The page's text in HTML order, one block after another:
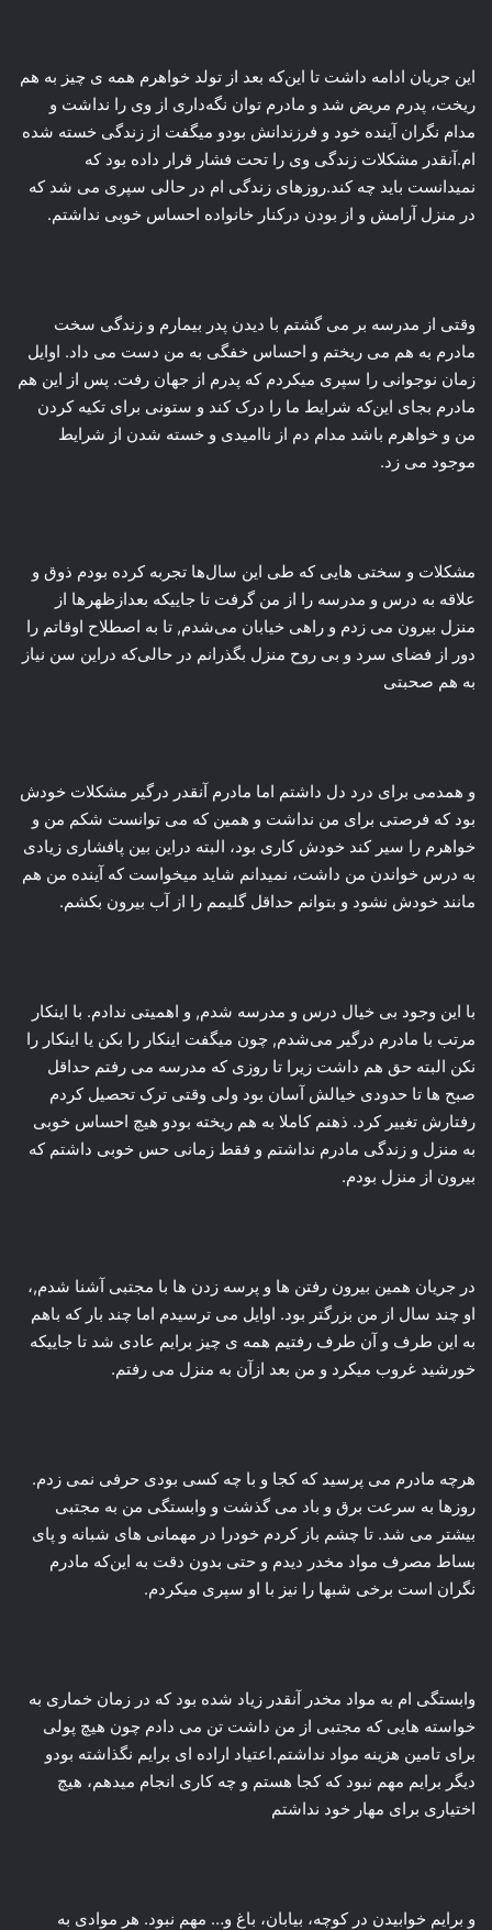
این جریان ادامه داشت تا این‌که بعد از تولد خواهرم همه ی چیز به هم
ریخت، پدرم مریض شد و مادرم توان نگه‌داری از وی را نداشت و
مدام نگران آینده خود و فرزندانش بودو میگفت از زندگی خسته شده
ام.آنقدر مشکلات زندگی وی را تحت فشار قرار داده بود که
نمیدانست باید چه کند.روزهای زندگی ام در حالی سپری می شد که
در منزل آرامش و از بودن درکنار خانواده احساس خوبی نداشتم.
وقتی از مدرسه بر می گشتم با دیدن پدر بیمارم و زندگی سخت
مادرم به هم می ریختم و احساس خفگی به من دست می داد. اوایل
زمان نوجوانی را سپری میکردم که پدرم از جهان رفت. پس از این هم
مادرم بجای این‌که شرایط ما را درک کند و ستونی برای تکیه کردن
من و خواهرم باشد مدام دم از ناامیدی و خسته شدن از شرایط
موجود می زد.
مشکلات و سختی هایی که طی این سال‌ها تجربه کرده بودم ذوق و
علاقه به درس و مدرسه را از من گرفت تا جاییکه بعدازظهرها از
منزل بیرون می زدم و راهی خیابان می‌شدم, تا به اصطلاح اوقاتم را
دور از فضای سرد و بی روح منزل بگذرانم در حالی‌که دراین سن نیاز
به هم صحبتی
و همدمی برای درد دل داشتم اما مادرم آنقدر درگیر مشکلات خودش
بود که فرصتی برای من نداشت و همین که می توانست شکم من و
خواهرم را سیر کند خودش کاری بود، البته دراین بین پافشاری زیادی
به درس خواندن من داشت، نمیدانم شاید میخواست که آینده من هم
مانند خودش نشود و بتوانم حداقل گلیمم را از آب بیرون بکشم.
با این وجود بی خیال درس و مدرسه شدم, و اهمیتی ندادم. با اینکار
مرتب با مادرم درگیر می‌شدم, چون میگفت اینکار را بکن یا اینکار را
نکن البته حق هم داشت زیرا تا روزی که مدرسه می رفتم حداقل
صبح ها تا حدودی خیالش آسان بود ولی وقتی ترک تحصیل کردم
رفتارش تغییر کرد. ذهنم کاملا به هم ریخته بودو هیچ احساس خوبی
به منزل و زندگی مادرم نداشتم و فقط زمانی حس خوبی داشتم که
بیرون از منزل بودم.
در جریان همین بیرون رفتن ها و پرسه زدن ها با مجتبی آشنا شدم,،
او چند سال از من بزرگتر بود. اوایل می ترسیدم اما چند بار که باهم
به این طرف و آن طرف رفتیم همه ی چیز برایم عادی شد تا جاییکه
خورشید غروب میکرد و من بعد ازآن به منزل می رفتم.
هرچه مادرم می پرسید که کجا و با چه کسی بودی حرفی نمی زدم.
روزها به سرعت برق و باد می گذشت و وابستگی من به مجتبی
بیشتر می شد. تا چشم باز کردم خودرا در مهمانی های شبانه و پای
بساط مصرف مواد مخدر دیدم و حتی بدون دقت به این‌که مادرم
نگران است برخی شبها را نیز با او سپری میکردم.
وابستگی ام به مواد مخدر آنقدر زیاد شده بود که در زمان خماری به
خواسته هایی که مجتبی از من داشت تن می دادم چون هیچ پولی
برای تامین هزینه مواد نداشتم.اعتیاد اراده ای برایم نگذاشته بودو
دیگر برایم مهم نبود که کجا هستم و چه کاری انجام میدهم، هیچ
اختیاری برای مهار خود نداشتم
و برایم خوابیدن در کوچه، بیابان، باغ و… مهم نبود. هر موادی به